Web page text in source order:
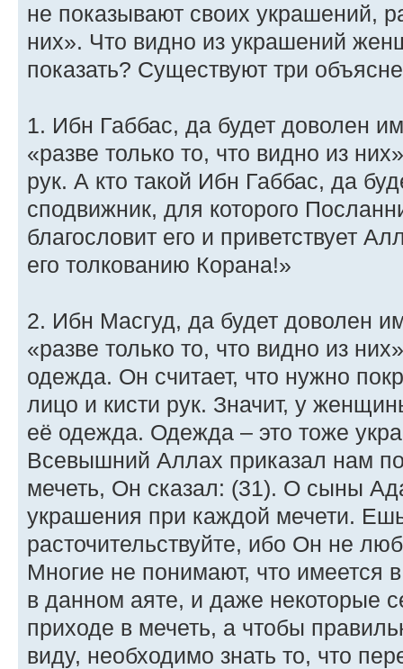
не показывают своих украшений,
них». Что видно из украшений
показать? Существуют три
1. Ибн Габбас, да будет доволен
«разве только то, что видно из
рук. А кто такой Ибн Габбас, да
сподвижник, для которого
благословит его и приветствует
его толкованию Корана!»
2. Ибн Масгуд, да будет доволен
«разве только то, что видно из
одежда. Он считает, что нужно
лицо и кисти рук. Значит, у
её одежда. Одежда – это тоже
Всевышний Аллах приказал нам
мечеть, Он сказал: (31). О сыны
украшения при каждой мечети.
расточительствуйте, ибо Он не
Многие не понимают, что имеется
в данном аяте, и даже некоторые
приходе в мечеть, а чтобы
виду, необходимо знать то, что